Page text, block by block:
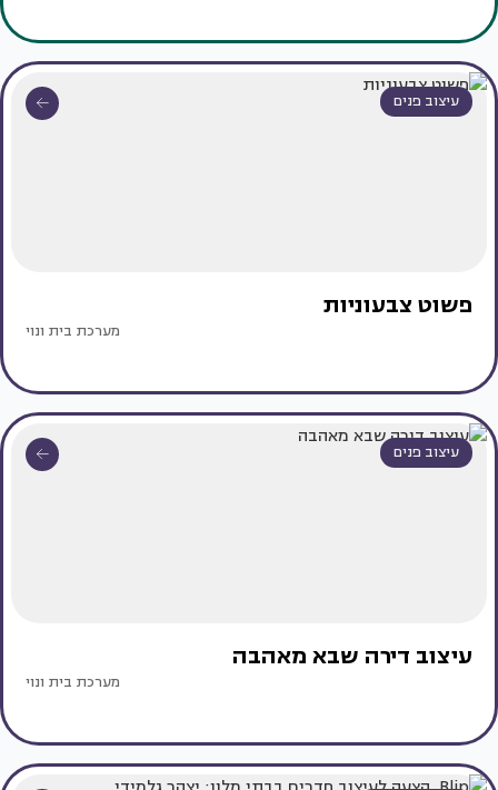
עיצוב פנים
פשוט צבעוניות
מערכת בית ונוי
עיצוב פנים
עיצוב דירה שבא מאהבה
מערכת בית ונוי